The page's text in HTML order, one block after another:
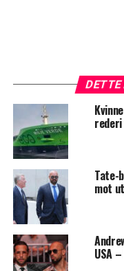
DETTE
Tate-
mot
USA